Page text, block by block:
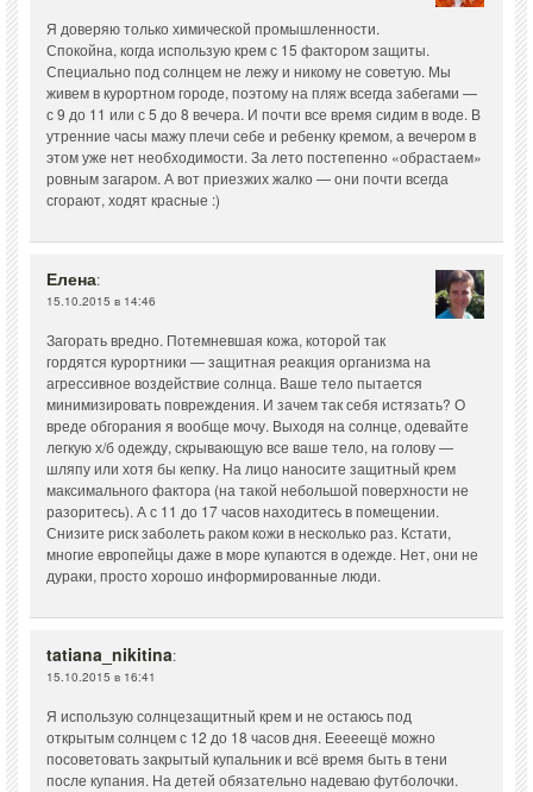
Я доверяю только химической промышленности.
Спокойна, когда использую крем с 15 фактором защиты.
Специально под солнцем не лежу и никому не советую. Мы
живем в курортном городе, поэтому на пляж всегда забегами —
с 9 до 11 или с 5 до 8 вечера. И почти все время сидим в воде. В
утренние часы мажу плечи себе и ребенку кремом, а вечером в
этом уже нет необходимости. За лето постепенно «обрастаем»
ровным загаром. А вот приезжих жалко — они почти всегда
сгорают, ходят красные :)
Елена:
15.10.2015 в 14:46
Загорать вредно. Потемневшая кожа, которой так
гордятся курортники — защитная реакция организма на
агрессивное воздействие солнца. Ваше тело пытается
минимизировать повреждения. И зачем так себя истязать? О
вреде обгорания я вообще мочу. Выходя на солнце, одевайте
легкую х/б одежду, скрывающую все ваше тело, на голову —
шляпу или хотя бы кепку. На лицо наносите защитный крем
максимального фактора (на такой небольшой поверхности не
разоритесь). А с 11 до 17 часов находитесь в помещении.
Снизите риск заболеть раком кожи в несколько раз. Кстати,
многие европейцы даже в море купаются в одежде. Нет, они не
дураки, просто хорошо информированные люди.
tatiana_nikitina:
15.10.2015 в 16:41
Я использую солнцезащитный крем и не остаюсь под
открытым солнцем с 12 до 18 часов дня. Ееееещё можно
посоветовать закрытый купальник и всё время быть в тени
после купания. На детей обязательно надеваю футболочки.